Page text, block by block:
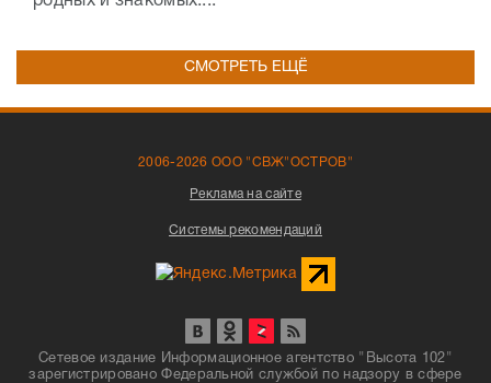
СМОТРЕТЬ ЕЩЁ
2006-2026 ООО "СВЖ"ОСТРОВ"
Реклама на сайте
Системы рекомендаций
Сетевое издание Информационное агентство "Высота 102"
зарегистрировано Федеральной службой по надзору в сфере